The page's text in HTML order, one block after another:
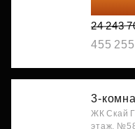
20 122
24 243
455 255
3-
ЖК Скай
этаж,